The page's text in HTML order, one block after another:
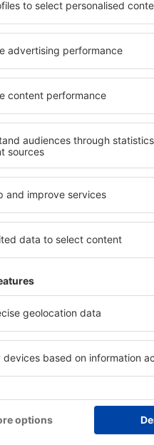
căsuței de mai sus, furnizarea
aplicația
ţi
tale într-un singur loc
mai multe
mobilă
aeriene
aeriene naţionale
companii aeriene